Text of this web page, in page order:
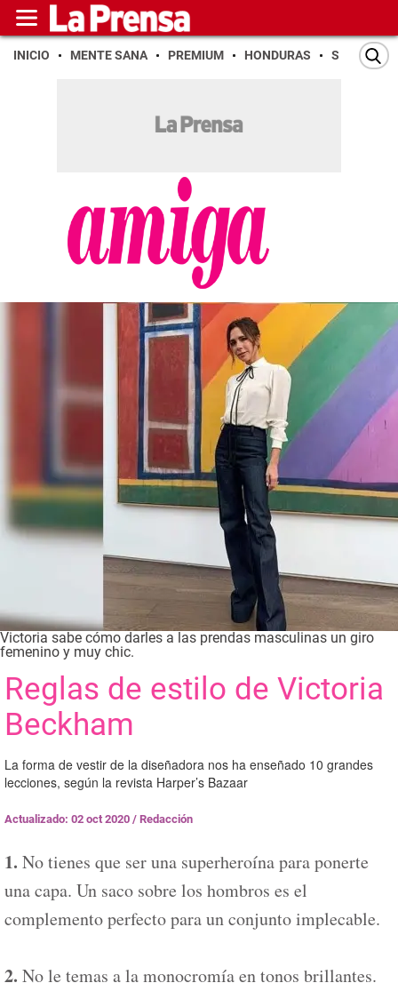
INICIO MENTE SANA PREMIUM HONDURAS SAN PEDRO
Victoria sabe cómo darles a las prendas masculinas un giro
femenino y muy chic.
Reglas de estilo de Victoria
Beckham
La forma de vestir de la diseñadora nos ha enseñado 10 grandes
lecciones, según la revista Harper’s Bazaar
Actualizado: 02 oct 2020 / Redacción
1. No tienes que ser una superheroína para ponerte
una capa. Un saco sobre los hombros es el
complemento perfecto para un conjunto implecable.
2. No le temas a la monocromía en tonos brillantes.